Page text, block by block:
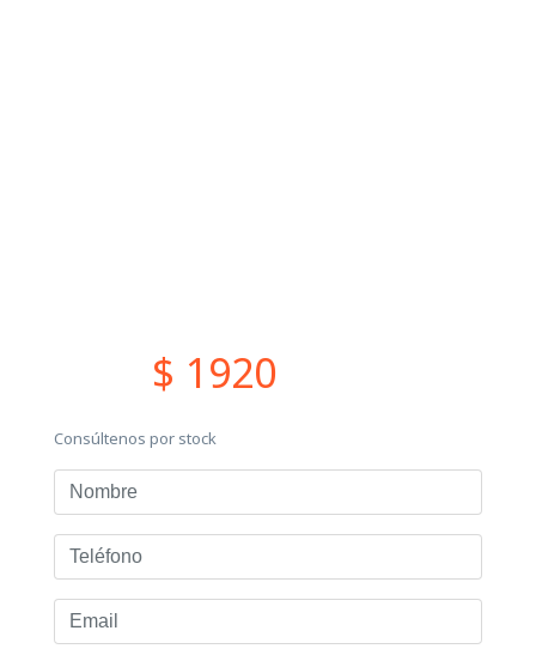
$ 1920
Consúltenos por stock
Nombre
Teléfono
Email